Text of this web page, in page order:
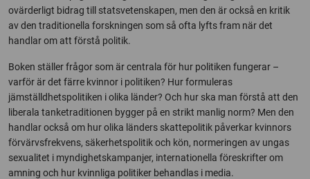
ovärderligt bidrag till statsvetenskapen, men den är också en kritik
av den traditionella forskningen som så ofta lyfts fram när det
handlar om att förstå politik.
Boken ställer frågor som är centrala för hur politiken fungerar –
varför är det färre kvinnor i politiken? Hur formuleras
jämställdhetspolitiken i olika länder? Och hur ska man förstå att den
liberala tanketraditionen bygger på en strikt manlig norm? Men den
handlar också om hur olika länders skattepolitik påverkar kvinnors
förvärvsfrekvens, säkerhetspolitik och kön, normeringen av ungas
sexualitet i myndighetskampanjer, internationella föreskrifter om
amning och hur kvinnliga politiker behandlas i media.